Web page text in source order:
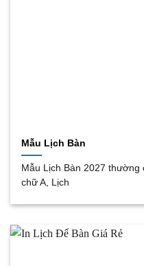
Mẫu Lịch Bàn
Mẫu Lịch Bàn 2027
chữ A, Lịch